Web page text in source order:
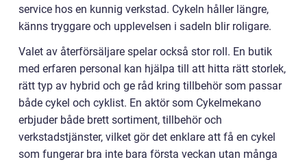
service hos en kunnig verkstad. Cykeln håller längre,
känns tryggare och upplevelsen i sadeln blir roligare.
Valet av återförsäljare spelar också stor roll. En butik
med erfaren personal kan hjälpa till att hitta rätt storlek,
rätt typ av hybrid och ge råd kring tillbehör som passar
både cykel och cyklist. En aktör som Cykelmekano
erbjuder både brett sortiment, tillbehör och
verkstadstjänster, vilket gör det enklare att få en cykel
som fungerar bra inte bara första veckan utan många